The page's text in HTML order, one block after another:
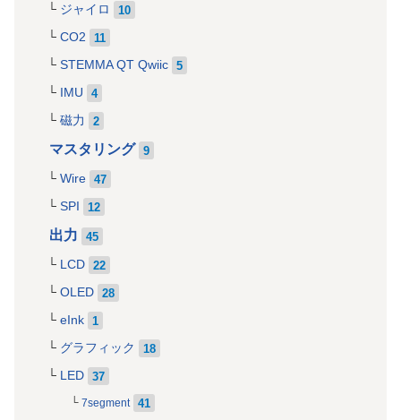
ジャイロ 10
CO2 11
STEMMA QT Qwiic 5
IMU 4
磁力 2
マスタリング 9
Wire 47
SPI 12
出力 45
LCD 22
OLED 28
eInk 1
グラフィック 18
LED 37
7segment 41